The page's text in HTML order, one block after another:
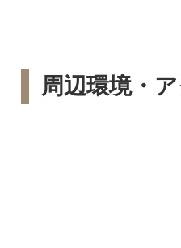
周辺環境・